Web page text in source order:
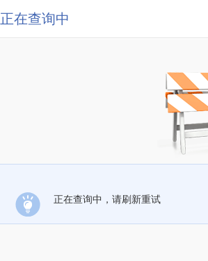
正在查询中
正在查询中，请刷新重试